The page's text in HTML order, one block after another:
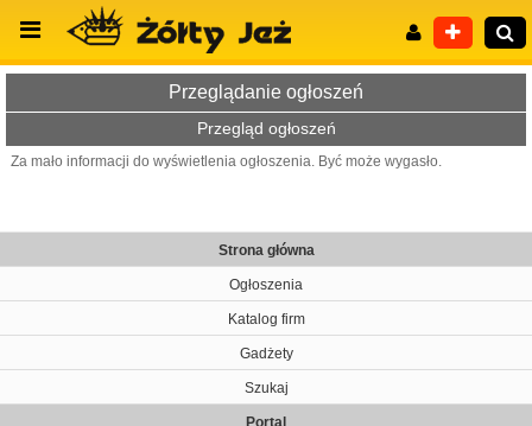
Przeglądanie ogłoszeń
Przegląd ogłoszeń
Za mało informacji do wyświetlenia ogłoszenia. Być może wygasło.
Strona główna
Ogłoszenia
Katalog firm
Gadżety
Szukaj
Portal